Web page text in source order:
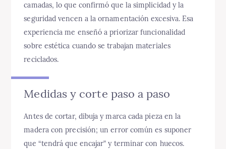
camadas, lo que confirmó que la simplicidad y la
seguridad vencen a la ornamentación excesiva. Esa
experiencia me enseñó a priorizar funcionalidad
sobre estética cuando se trabajan materiales
reciclados.
Medidas y corte paso a paso
Antes de cortar, dibuja y marca cada pieza en la
madera con precisión; un error común es suponer
que “tendrá que encajar” y terminar con huecos.